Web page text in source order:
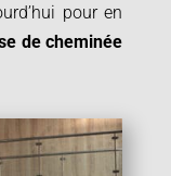
pour en
de cheminée